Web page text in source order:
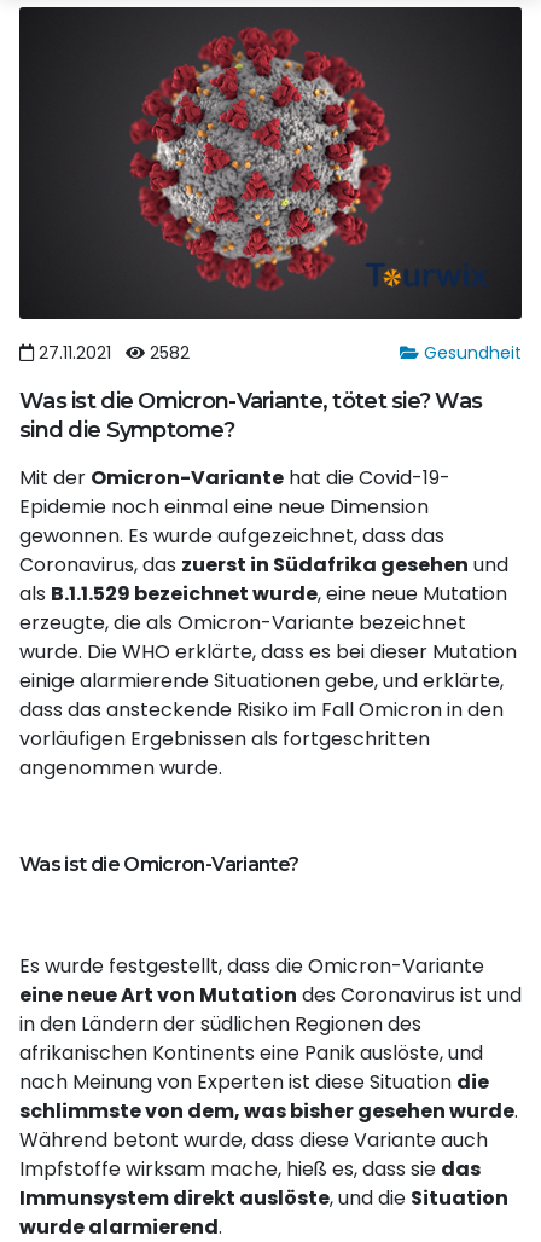
Gesundheit
27.11.2021 2582
Was ist die Omicron-Variante, tötet sie? Was
sind die Symptome?
Mit der Omicron-Variante hat die Covid-19-
Epidemie noch einmal eine neue Dimension
gewonnen. Es wurde aufgezeichnet, dass das
Coronavirus, das zuerst in Südafrika gesehen und
als B.1.1.529 bezeichnet wurde, eine neue Mutation
erzeugte, die als Omicron-Variante bezeichnet
wurde. Die WHO erklärte, dass es bei dieser Mutation
einige alarmierende Situationen gebe, und erklärte,
dass das ansteckende Risiko im Fall Omicron in den
vorläufigen Ergebnissen als fortgeschritten
angenommen wurde.
Was ist die Omicron-Variante?
Es wurde festgestellt, dass die Omicron-Variante
eine neue Art von Mutation des Coronavirus ist und
in den Ländern der südlichen Regionen des
afrikanischen Kontinents eine Panik auslöste, und
nach Meinung von Experten ist diese Situation die
schlimmste von dem, was bisher gesehen wurde.
Während betont wurde, dass diese Variante auch
Impfstoffe wirksam mache, hieß es, dass sie das
Immunsystem direkt auslöste, und die Situation
wurde alarmierend.